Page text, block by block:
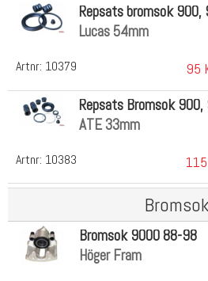
Artnr: 10379
Repsats bromsok 900,
Lucas 54mm
95
Artnr: 10383
Repsats Bromsok
ATE 33mm
Bromsok
Bromsok 9000 88-98
Höger Fram